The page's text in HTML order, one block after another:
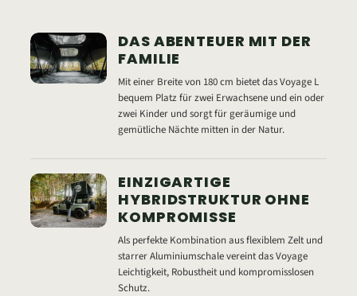
DAS ABENTEUER MIT DER
FAMILIE
Mit einer Breite von 180 cm bietet das Voyage L
bequem Platz für zwei Erwachsene und ein oder
zwei Kinder und sorgt für geräumige und
gemütliche Nächte mitten in der Natur.
EINZIGARTIGE
HYBRIDSTRUKTUR OHNE
KOMPROMISSE
Als perfekte Kombination aus flexiblem Zelt und
starrer Aluminiumschale vereint das Voyage
Leichtigkeit, Robustheit und kompromisslosen
Schutz.